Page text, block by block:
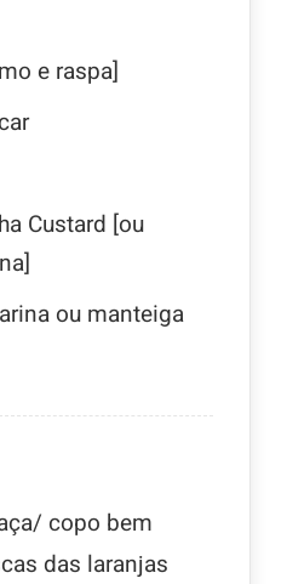
e raspa]
Custard [ou
ou manteiga
copo bem
das laranjas